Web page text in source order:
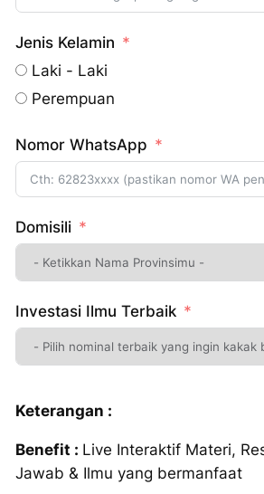
Jenis Kelamin
Laki - Laki
Perempuan
Nomor WhatsApp
Domisili
Investasi Ilmu Terbaik
Keterangan :
Benefit : Live Interaktif Materi,
Jawab & Ilmu yang bermanfaat